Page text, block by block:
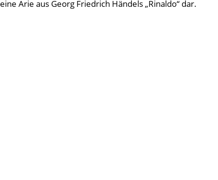
eine Arie aus Georg Friedrich Händels „Rinaldo“ dar.